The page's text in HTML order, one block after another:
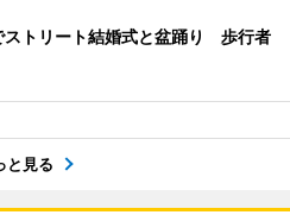
ストリート結婚式と盆踊り 歩行者
と見る